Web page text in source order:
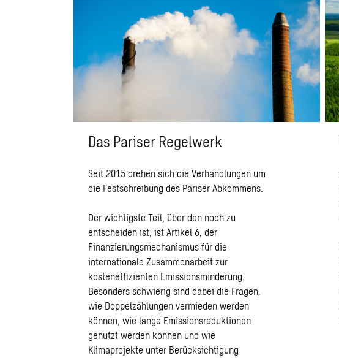
Das Pariser Regelwerk
Seit 2015 drehen sich die Verhandlungen um
die Festschreibung des Pariser Abkommens.
Der wichtigste Teil, über den noch zu
entscheiden ist, ist Artikel 6, der
Finanzierungsmechanismus für die
internationale Zusammenarbeit zur
kosteneffizienten Emissionsminderung.
Besonders schwierig sind dabei die Fragen,
wie Doppelzählungen vermieden werden
können, wie lange Emissionsreduktionen
genutzt werden können und wie
Klimaprojekte unter Berücksichtigung